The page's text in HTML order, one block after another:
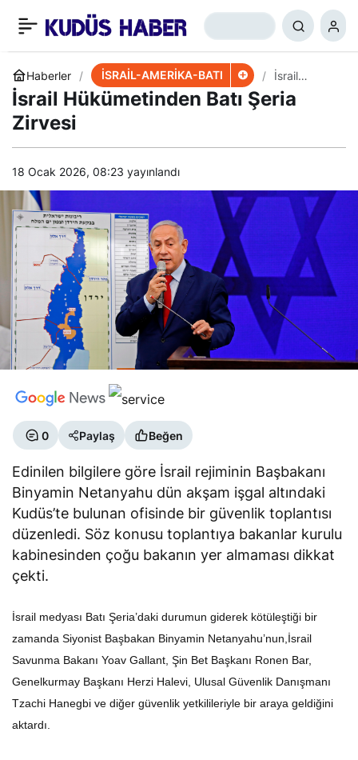
Haberler İSRAİL-AMERİKA-BATI
İsrail
Hükümetind
en Batı
İsrail Hükümetinden Batı Şeria
Zirvesi
18 Ocak 2026, 08:23 yayınlandı
0 Paylaş Beğen
Edinilen bilgilere göre İsrail rejiminin Başbakanı
Binyamin Netanyahu dün akşam işgal altındaki
Kudüs’te bulunan ofisinde bir güvenlik toplantısı
düzenledi. Söz konusu toplantıya bakanlar kurulu
kabinesinden çoğu bakanın yer almaması dikkat
çekti.
İsrail medyası Batı Şeria’daki durumun giderek kötüleştiği bir
zamanda Siyonist Başbakan Binyamin Netanyahu’nun,İsrail
Savunma Bakanı Yoav Gallant, Şin Bet Başkanı Ronen Bar,
Genelkurmay Başkanı Herzi Halevi, Ulusal Güvenlik Danışmanı
Tzachi Hanegbi ve diğer güvenlik yetkilileriyle bir araya geldiğini
aktardı.
İsrailli Uzman: Hizbullah
Füze Sistemleri Gelişti
+ 0 Paylaş